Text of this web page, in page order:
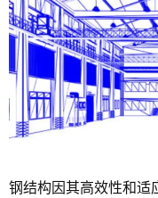
钢结构因其高效性和适